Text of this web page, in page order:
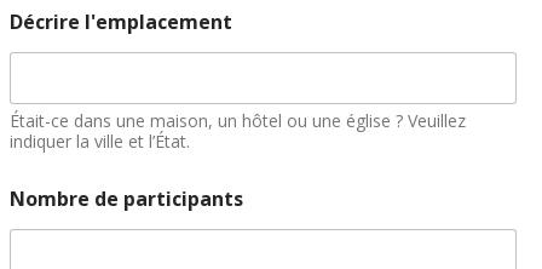
o
m
o
m
b
e
E
m
Décrire l'emplacement
Était-ce dans une maison, un hôtel ou une église ? Veuillez
indiquer la ville et l’État.
Nombre de participants